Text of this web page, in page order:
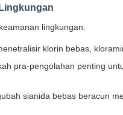
lingkungan:
klorin bebas,
pra-pengolahan penting
sianida bebas beracun